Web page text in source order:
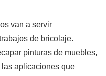
van a servir
de bricolaje.
pinturas de muebles,
aplicaciones que